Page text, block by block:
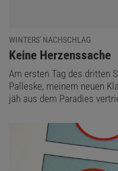
WINTERS' NACHSCHLAG
:
Keine Herzenssache
Am ersten Tag des dritten
Palleske, meinem neuen
jäh aus dem Paradies